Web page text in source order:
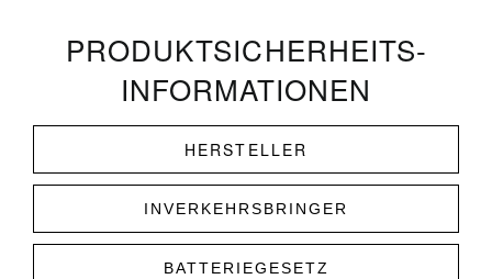
PRODUKT­SICHERHEITS­
INFORMATIONEN
HERSTELLER
INVERKEHRSBRINGER
BATTERIEGESETZ